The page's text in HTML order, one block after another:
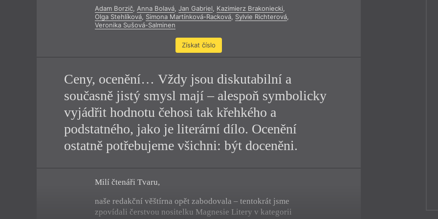
Výroční ceny
Adam Borzič, Anna Bolavá, Jan Gabriel, Kazimierz Brakoniecki,
Olga Stehlíková, Simona Martínková-Racková, Sylvie Richterová,
Veronika Sušová-Salminen
Získat číslo
Ceny, ocenění… Vždy jsou diskutabilní a
současně jistý smysl mají – alespoň symbolicky
vyjádřit hodnotu čehosi tak křehkého a
podstatného, jako je literární dílo. Ocenění
ostatně potřebujeme všichni: být doceněni.
Milí čtenáři Tvaru,
naše redakční věštírna opět zabodovala – tentokrát jsme
zpovídali čerstvou nositelku Magnesie Litery v kategorii